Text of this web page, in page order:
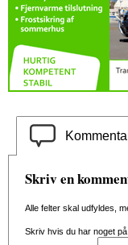
Skriv en
Alle felter skal udfyldes,
Skriv hvis du har noget